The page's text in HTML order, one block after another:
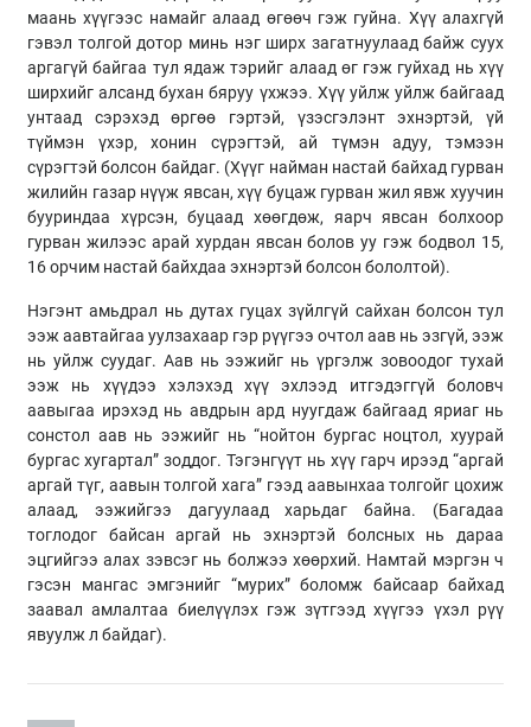
маань хүүгээс намайг алаад өгөөч гэж гуйна. Хүү алахгүй
гэвэл толгой дотор минь нэг ширх загатнуулаад байж суух
аргагүй байгаа тул ядаж тэрийг алаад өг гэж гуйхад нь хүү
ширхийг алсанд бухан бяруу үхжээ. Хүү уйлж уйлж байгаад
унтаад сэрэхэд өргөө гэртэй, үзэсгэлэнт эхнэртэй, үй
түймэн үхэр, хонин сүрэгтэй, ай түмэн адуу, тэмээн
сүрэгтэй болсон байдаг. (Хүүг найман настай байхад гурван
жилийн газар нүүж явсан, хүү буцаж гурван жил явж хуучин
бууриндаа хүрсэн, буцаад хөөгдөж, яарч явсан болхоор
гурван жилээс арай хурдан явсан болов уу гэж бодвол 15,
16 орчим настай байхдаа эхнэртэй болсон бололтой).
Нэгэнт амьдрал нь дутах гуцах зүйлгүй сайхан болсон тул
ээж аавтайгаа уулзахаар гэр рүүгээ очтол аав нь эзгүй, ээж
нь уйлж суудаг. Аав нь ээжийг нь үргэлж зовоодог тухай
ээж нь хүүдээ хэлэхэд хүү эхлээд итгэдэггүй боловч
аавыгаа ирэхэд нь авдрын ард нуугдаж байгаад яриаг нь
сонстол аав нь ээжийг нь “нойтон бургас ноцтол, хуурай
бургас хугартал” зоддог. Тэгэнгүүт нь хүү гарч ирээд “аргай
аргай түг, аавын толгой хага” гээд аавынхаа толгойг цохиж
алаад, ээжийгээ дагуулаад харьдаг байна. (Багадаа
тоглодог байсан аргай нь эхнэртэй болсных нь дараа
эцгийгээ алах зэвсэг нь болжээ хөөрхий. Намтай мэргэн ч
гэсэн мангас эмгэнийг “мурих” боломж байсаар байхад
заавал амлалтаа биелүүлэх гэж зүтгээд хүүгээ үхэл рүү
явуулж л байдаг).